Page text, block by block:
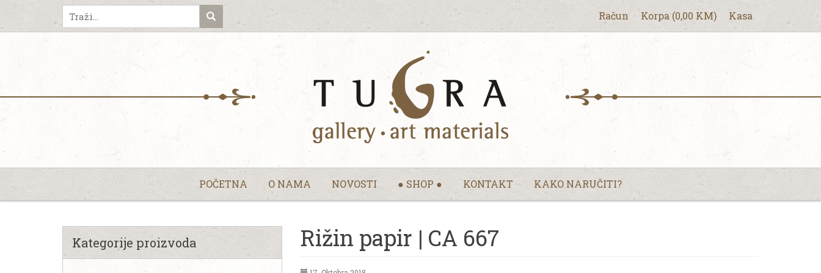
Račun Korpa (0,00 KM) Kasa
POČETNA O NAMA NOVOSTI ● SHOP ● KONTAKT KAKO NARUČITI?
Rižin papir | CA 667
Kategorije proizvoda